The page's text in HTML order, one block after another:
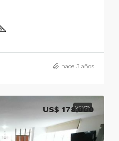
hace 3 años
VENTA
US$ 178,000